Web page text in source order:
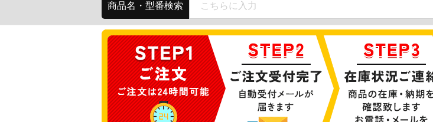
商品名・型番検索